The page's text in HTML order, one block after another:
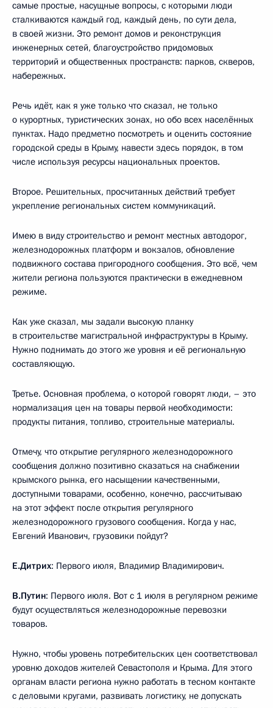
самые простые, насущные вопросы, с которыми люди
сталкиваются каждый год, каждый день, по сути дела,
в своей жизни. Это ремонт домов и реконструкция
инженерных сетей, благоустройство придомовых
территорий и общественных пространств: парков, скверов,
набережных.
Речь идёт, как я уже только что сказал, не только
о курортных, туристических зонах, но обо всех населённых
пунктах. Надо предметно посмотреть и оценить состояние
городской среды в Крыму, навести здесь порядок, в том
числе используя ресурсы национальных проектов.
Второе. Решительных, просчитанных действий требует
укрепление региональных систем коммуникаций.
Имею в виду строительство и ремонт местных автодорог,
железнодорожных платформ и вокзалов, обновление
подвижного состава пригородного сообщения. Это всё, чем
жители региона пользуются практически в ежедневном
режиме.
Как уже сказал, мы задали высокую планку
в строительстве магистральной инфраструктуры в Крыму.
Нужно поднимать до этого же уровня и её региональную
составляющую.
Третье. Основная проблема, о которой говорят люди, – это
нормализация цен на товары первой необходимости:
продукты питания, топливо, строительные материалы.
Отмечу, что открытие регулярного железнодорожного
сообщения должно позитивно сказаться на снабжении
крымского рынка, его насыщении качественными,
доступными товарами, особенно, конечно, рассчитываю
на этот эффект после открытия регулярного
железнодорожного грузового сообщения. Когда у нас,
Евгений Иванович, грузовики пойдут?
Е.Дитрих: Первого июля, Владимир Владимирович.
В.Путин: Первого июля. Вот с 1 июля в регулярном режиме
будут осуществляться железнодорожные перевозки
товаров.
Нужно, чтобы уровень потребительских цен соответствовал
уровню доходов жителей Севастополя и Крыма. Для этого
органам власти региона нужно работать в тесном контакте
с деловыми кругами, развивать логистику, не допускать